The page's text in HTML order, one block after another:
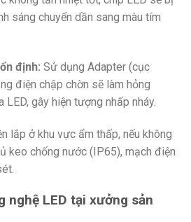
sáng chuyển dần sang màu tím
định: Sử dụng Adapter (cục
điện chập chờn sẽ làm hỏng
LED, gây hiện tượng nhấp nháy.
lắp ở khu vực ẩm thấp, nếu không
keo chống nước (IP65), mạch điện
nghệ LED tại xưởng sản